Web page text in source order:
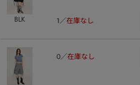
BLK 1 在庫なし
0 在庫なし